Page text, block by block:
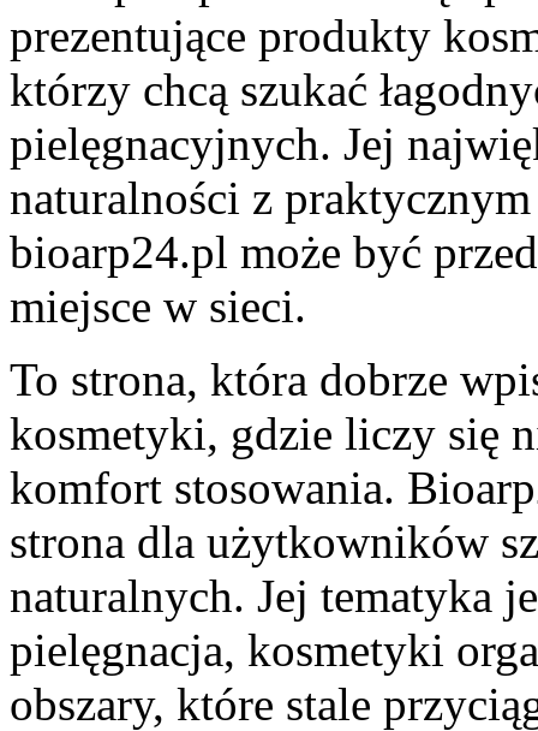
prezentujące produkty
którzy chcą szukać
pielęgnacyjnych. Jej
naturalności z
bioarp24.pl może być
miejsce w sieci.
To strona, która dobrze
kosmetyki, gdzie liczy się
komfort stosowania.
strona dla użytkowników
naturalnych. Jej tematyka
pielęgnacja, kosmetyki
obszary, które stale